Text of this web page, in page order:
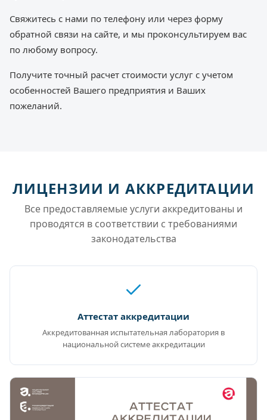
Свяжитесь с нами по телефону или через форму
обратной связи на сайте, и мы проконсультируем вас
по любому вопросу.
Получите точный расчет стоимости услуг с учетом
особенностей Вашего предприятия и Ваших
пожеланий.
ЛИЦЕНЗИИ И АККРЕДИТАЦИИ
Все предоставляемые услуги аккредитованы и
проводятся в соответствии с требованиями
законодательства
Аттестат аккредитации
Аккредитованная испытательная лаборатория в
национальной системе аккредитации